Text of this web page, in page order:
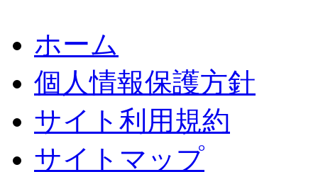
ホーム
個人情報保護方針
サイト利用規約
サイトマップ